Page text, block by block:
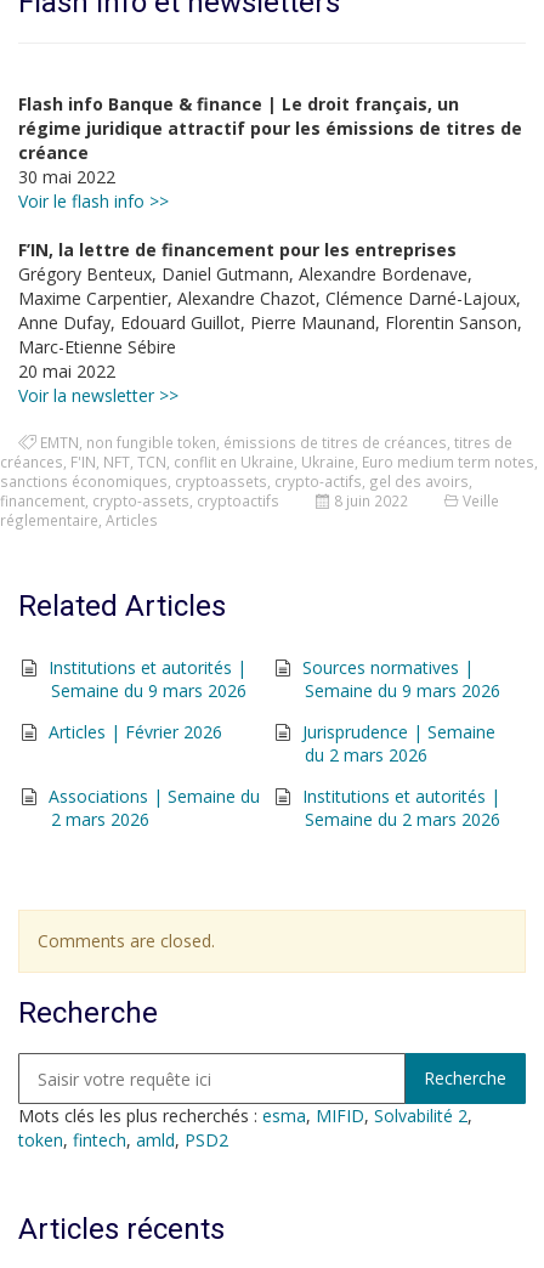
Flash info Banque & finance | Le droit français, un
régime juridique attractif pour les émissions de titres de
créance
30 mai 2022
Voir le flash info >>
F’IN, la lettre de financement pour les entreprises
Grégory Benteux, Daniel Gutmann, Alexandre Bordenave,
Maxime Carpentier, Alexandre Chazot, Clémence Darné-Lajoux,
Anne Dufay, Edouard Guillot, Pierre Maunand, Florentin Sanson,
Marc-Etienne Sébire
20 mai 2022
Voir la newsletter >>
EMTN non fungible token émissions de titres de créances titres de
créances F'IN NFT TCN conflit en Ukraine Ukraine Euro medium term notes
sanctions économiques cryptoassets crypto-actifs gel des avoirs
financement crypto-assets cryptoactifs 8 juin 2022
Veille
réglementaire Articles
Related Articles
Institutions et autorités |
Semaine du 9 mars 2026
Sources normatives |
Semaine du 9 mars 2026
Articles | Février 2026
Jurisprudence | Semaine
du 2 mars 2026
Associations | Semaine du
2 mars 2026
Institutions et autorités |
Semaine du 2 mars 2026
Comments are closed.
Recherche
Mots clés les plus recherchés : esma, MIFID, Solvabilité 2,
token, fintech, amld, PSD2
Articles récents